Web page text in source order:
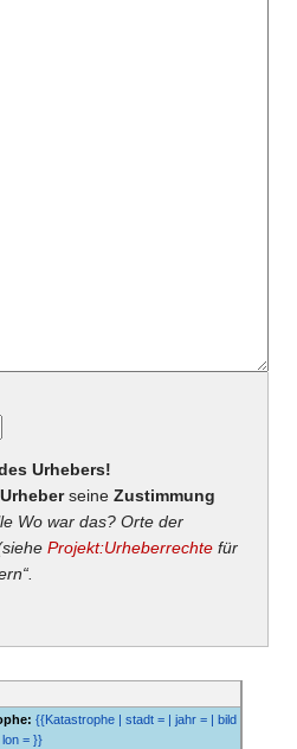
Urhebers!
Urheberseine Zustimmung
Wo war das? Orte der
Projekt:Urheberrechte für
{{Katastrophe | stadt = | jahr = | bild
= }}